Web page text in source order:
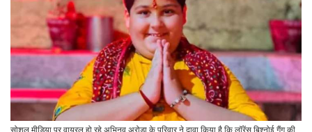
सोशल मीडिया पर वायरल हो रहे अभिनव अरोड़ा के परिवार ने दावा किया है कि लॉरेंस बिश्नोई गैंग की